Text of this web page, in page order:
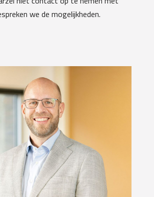
we de mogelijkheden.